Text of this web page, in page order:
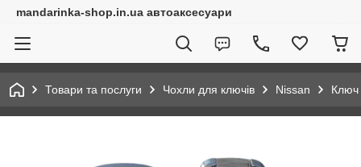
mandarinka-shop.in.ua автоаксесуари
Товари та послуги Чохли для ключів Nissan Ключ